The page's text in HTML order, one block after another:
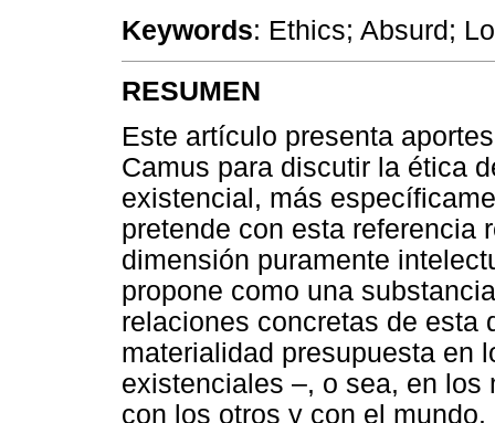
Keywords: Ethics; Absurd;
RESUMEN
Este artículo presenta
Camus para discutir la ética
existencial, más
pretende con esta referencia
dimensión puramente
propone como una
relaciones concretas de esta
materialidad presupuesta en
existenciales –, o sea, en
con los otros y con el